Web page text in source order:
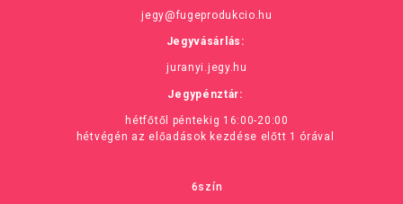
jegy@fugeprodukcio.hu
Jegyvásárlás:
juranyi.jegy.hu
Jegypénztár:
hétfőtől péntekig 16:00-20:00
hétvégén az előadások kezdése előtt 1 órával
6szín